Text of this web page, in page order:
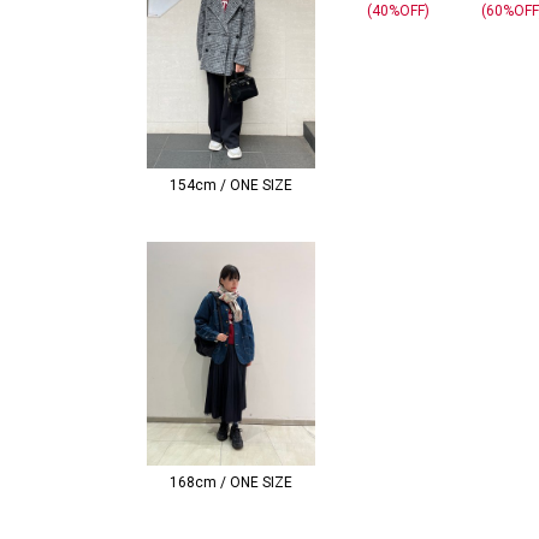
154cm / ONE SIZE
(40%OFF)
168cm / ONE SIZE